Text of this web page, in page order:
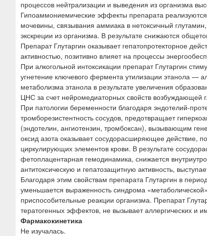
процессов нейтрализации и выведения из организма
Гипоаммониемические эффекты препарата
мочевины, связывания аммиака в нетоксичный
экскреции из организма. В результате снижаются
Препарат Глутаргин оказывает гепатопротекторное
активностью, позитивно влияет на процессы
При алкогольной интоксикации препарат Глутаргин
угнетение ключевого фермента утилизации этанола —
метаболизма этанола в результате увеличения
ЦНС за счет нейромедиаторных свойств возбуждающей
При патологии беременности благодаря эндотелий-
тромборезистентность сосудов, предотвращает
(эндотелин, ангиотензин, тромбоксан), вызывающим
оксид азота оказывает сосудорасширяющее действие,
циркулирующих элементов крови. В результате
фетоплацентарная гемодинамика, снижается
антитоксическую и гепатозащитную активность,
Благодаря этим свойствам препарата Глутаргин в
уменьшается выраженность синдрома
приспособительные реакции организма. Препарат
тератогенных эффектов, не вызывает аллергических и
Фармакокинетика
Не изучалась.